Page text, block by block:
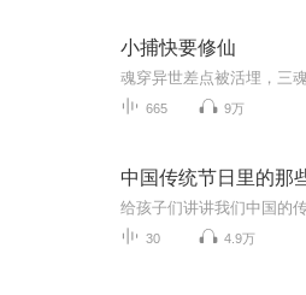
小捕快要修仙
665 9万
30 4.9万